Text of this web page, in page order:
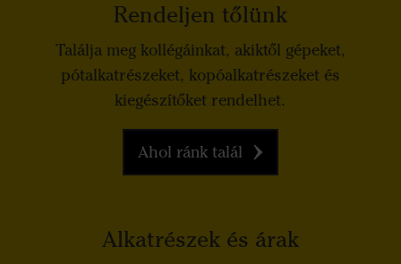
Rendeljen tőlünk
Találja meg kollégáinkat, akiktől gépeket,
pótalkatrészeket, kopóalkatrészeket és
kiegészítőket rendelhet.
Ahol ránk talál
Alkatrészek és árak